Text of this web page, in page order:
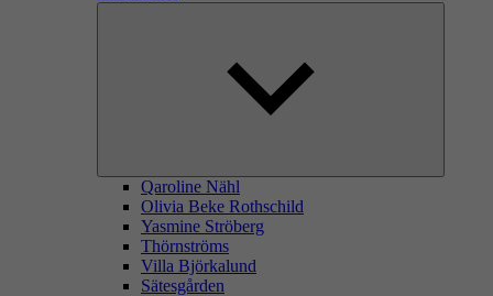
Qaroline Nähl
Olivia Beke Rothschild
Yasmine Ströberg
Thörnströms
Villa Björkalund
Sätesgården